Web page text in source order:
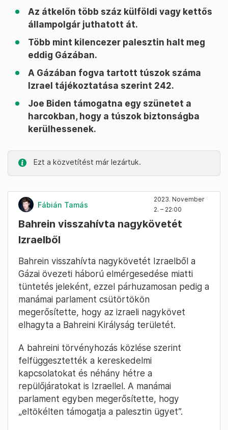
Az átkelőn több száz külföldi vagy kettős
állampolgár juthatott át.
Több mint kilencezer palesztin halt meg
eddig Gázában.
A Gázában fogva tartott túszok száma
Izrael tájékoztatása szerint 242.
Joe Biden támogatna egy szünetet a
harcokban, hogy a túszok biztonságba
kerülhessenek.
Ezt a közvetítést már lezártuk.
Fábián Tamás
2023. November
2. – 22:00
Bahrein visszahívta nagykövetét
Izraelből
Bahrein visszahívta nagykövetét Izraelből a
Gázai övezeti háború elmérgesedése miatti
tüntetés jeleként, ezzel párhuzamosan pedig a
manámai parlament csütörtökön
megerősítette, hogy az izraeli nagykövet
elhagyta a Bahreini Királyság területét.
A bahreini törvényhozás közlése szerint
felfüggesztették a kereskedelmi
kapcsolatokat és néhány hétre a
repülőjáratokat is Izraellel. A manámai
parlament egyben megerősítette, hogy
„eltökélten támogatja a palesztin ügyet”.